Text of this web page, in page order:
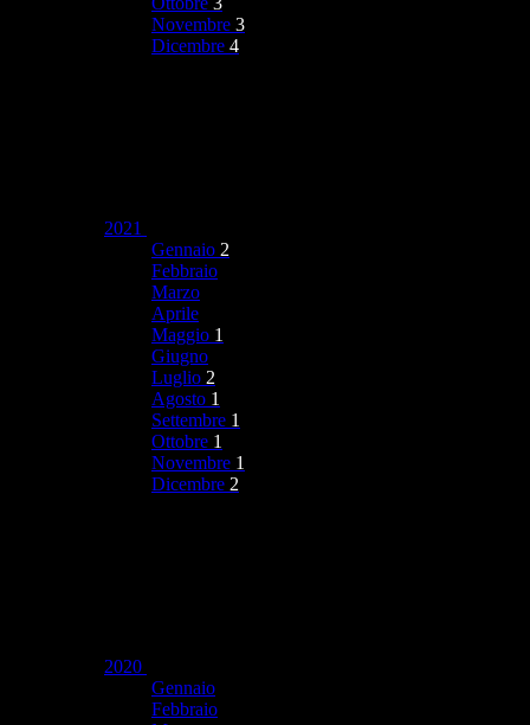
Novembre 3
Dicembre 4
2021
Gennaio 2
Febbraio
Marzo
Aprile
Maggio 1
Giugno
Luglio 2
Agosto 1
Settembre 1
Ottobre 1
Novembre 1
Dicembre 2
2020
Gennaio
Febbraio